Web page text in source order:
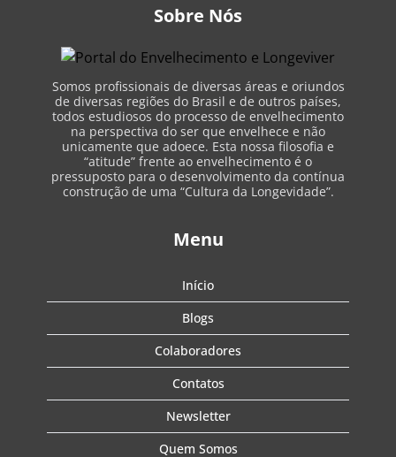
Sobre Nós
Somos profissionais de diversas áreas e oriundos
de diversas regiões do Brasil e de outros países,
todos estudiosos do processo de envelhecimento
na perspectiva do ser que envelhece e não
unicamente que adoece. Esta nossa filosofia e
“atitude” frente ao envelhecimento é o
pressuposto para o desenvolvimento da contínua
construção de uma “Cultura da Longevidade”.
Menu
Início
Blogs
Colaboradores
Contatos
Newsletter
Quem Somos